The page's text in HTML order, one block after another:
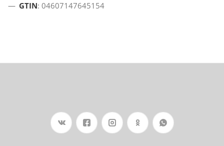
GTIN: 04607147645154